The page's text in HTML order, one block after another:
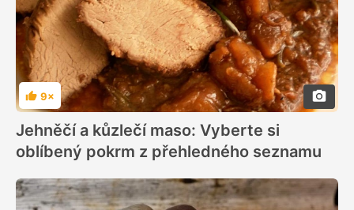
Hodnocení
9×
Jehněčí a kůzlečí maso: Vyberte si
oblíbený pokrm z přehledného seznamu